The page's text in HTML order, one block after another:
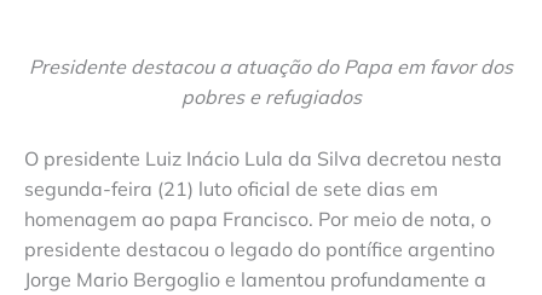
Presidente destacou a atuação do Papa em favor dos
pobres e refugiados
O presidente Luiz Inácio Lula da Silva decretou nesta
segunda-feira (21) luto oficial de sete dias em
homenagem ao papa Francisco. Por meio de nota, o
presidente destacou o legado do pontífice argentino
Jorge Mario Bergoglio e lamentou profundamente a